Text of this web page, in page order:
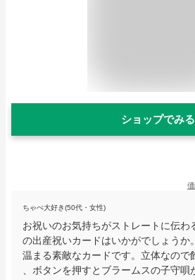
ショップでみる
ちゃぺ大好き(50代・女性)
お祝いのお気持ちがストレートに伝わ
の出産祝いカードはいかがでしょうか
温まる素敵なカードです。立体なので
、ボタンを押すとブラームスの子守唄